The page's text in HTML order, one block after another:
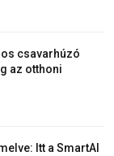
csavarhúzó
az otthoni
Itt a SmartAI